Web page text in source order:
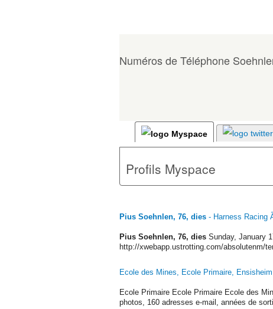
Numéros de Téléphone
Profils Myspace
Pius Soehnlen, 76, dies - Harness Racing
Pius Soehnlen, 76, dies Sunday, January
http://xwebapp.ustrotting.com/absolutenm/
Ecole des Mines, Ecole Primaire, Ensisheim
Ecole Primaire Ecole Primaire Ecole des
photos, 160 adresses e-mail, années de